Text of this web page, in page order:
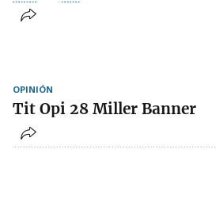
OPINIÓN
Tit Opi 28 Miller Banner